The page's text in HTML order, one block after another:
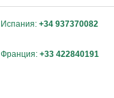
Испания: +34 937370082
Франция: +33 422840191